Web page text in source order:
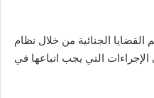
القضايا الجنائية من خلال نظام
التي يجب اتباعها في